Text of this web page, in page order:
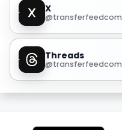
X
@transferfeedcom
Threads
@transferfeedcom